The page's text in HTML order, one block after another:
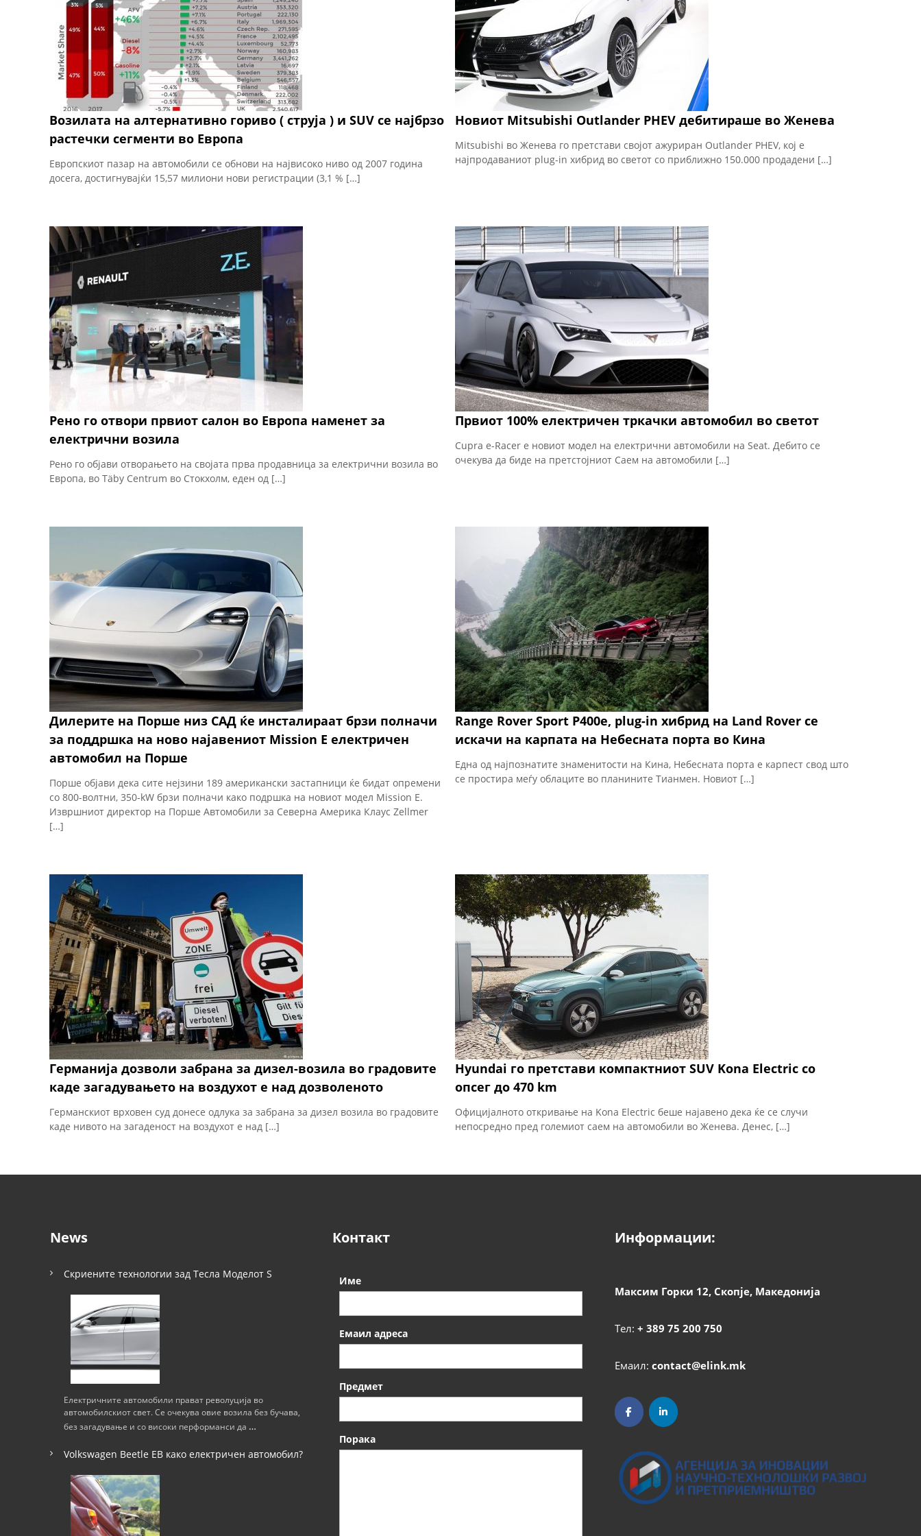
Возилата на алтернативно гориво ( струја ) и SUV се најбрзо
растечки сегменти во Европа
Европскиот пазар на автомобили се обнови на највисоко ниво од 2007 година
досега, достигнувајќи 15,57 милиони нови регистрации (3,1 % […]
Новиот Mitsubishi Outlander PHEV дебитираше во Женева
Mitsubishi во Женева го претстави својот ажуриран Outlander PHEV, кој е
најпродаваниот plug-in хибрид во светот со приближно 150.000 продадени […]
Рено го отвори првиот салон во Европа наменет за
електрични возила
Рено го објави отворањето на својата прва продавница за електрични возила во
Европа, во Täby Centrum во Стокхолм, еден од […]
Првиот 100% електричен тркачки автомобил во светот
Cupra e-Racer е новиот модел на електрични автомобили на Seat. Дебито се
очекува да биде на претстојниот Саем на автомобили […]
Дилерите на Порше низ САД ќе инсталираат брзи полначи
за поддршка на ново најавениот Mission Е електричен
автомобил на Порше
Порше објави дека сите нејзини 189 американски застапници ќе бидат опремени
со 800-волтни, 350-kW брзи полначи како подршка на новиот модел Mission E.
Извршниот директор на Порше Автомобили за Северна Америка Клаус Zellmer
[…]
Range Rover Sport P400e, plug-in хибрид на Land Rover се
искачи на карпата на Небесната порта во Кина
Една од најпознатите знаменитости на Кина, Небесната порта е карпест свод што
се простира меѓу облаците во планините Тианмен. Новиот […]
Германија дозволи забрана за дизел-возила во градовите
каде загадувањето на воздухот е над дозволеното
Германскиот врховен суд донесе одлука за забрана за дизел возила во градовите
каде нивото на загаденост на воздухот е над […]
Hyundai го претстави компактниот SUV Kona Electric со
опсег до 470 km
Официјалното откривање на Kona Electric беше најавено дека ќе се случи
непосредно пред големиот саем на автомобили во Женева. Денес, […]
News
Скриените технологии зад Тесла Моделот S
Електричните автомобили прават револуција во
автомобилскиот свет. Се очекува овие возила без бучава,
без загадување и со високи перформанси да …
Volkswagen Beetle ЕВ како електричен автомобил?
Контакт
Име
Емаил адреса
Предмет
Порака
Информации:
Максим Горки 12, Скопје, Македонија
Тел: + 389 75 200 750
Емаил: contact@elink.mk